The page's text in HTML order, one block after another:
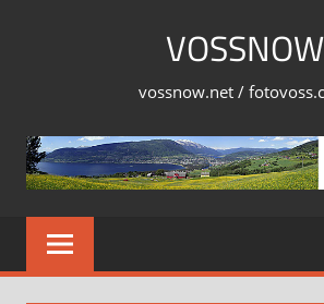
VOSSNOW
vossnow.net /